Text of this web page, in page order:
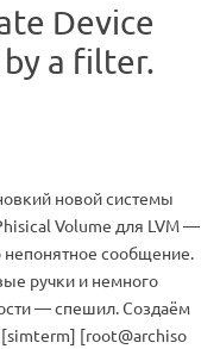
Device
a filter.
новой системы
Volume для LVM —
непонятное сообщение.
ручки и немного
— спешил. Создаём
[root@archiso